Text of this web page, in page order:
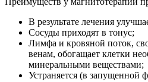
В результате лечения
Сосуды приходят в тонус;
Лимфа и кровяной поток,
венам, обогащает клетки
минеральными веществами;
Устраняется (в запущенной